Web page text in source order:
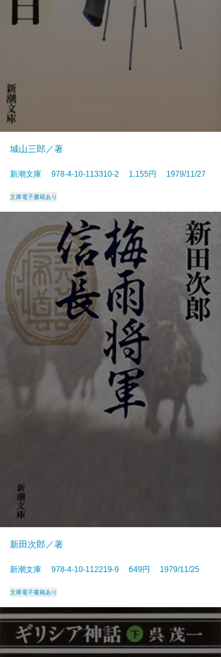
城山三郎／著
新潮文庫 978-4-10-113310-2 1,155円 1979/11/27
文庫電子書籍あり
新田次郎／著
新潮文庫 978-4-10-112219-9 649円 1979/11/25
文庫電子書籍あり